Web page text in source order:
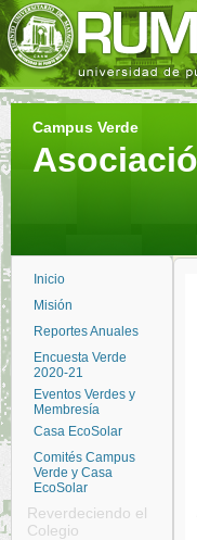
Campus Verde
Inicio
Misión
Reportes Anuales
Encuesta Verde
2020-21
Eventos Verdes y
Membresía
Casa EcoSolar
Comités Campus
Verde y Casa
EcoSolar
Reverdeciendo el
Colegio